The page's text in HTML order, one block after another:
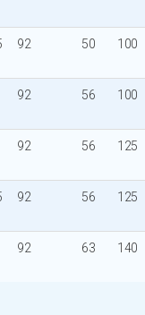
92 50 100
92 56 100
92 56 125
92 56 125
92 63 140